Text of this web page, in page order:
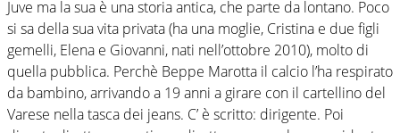
Juve ma la sua è una storia antica, che parte da lontano. Poco
si sa della sua vita privata (ha una moglie, Cristina e due figli
gemelli, Elena e Giovanni, nati nell’ottobre 2010), molto di
quella pubblica. Perchè Beppe Marotta il calcio l’ha respirato
da bambino, arrivando a 19 anni a girare con il cartellino del
Varese nella tasca dei jeans. C’ è scritto: dirigente. Poi